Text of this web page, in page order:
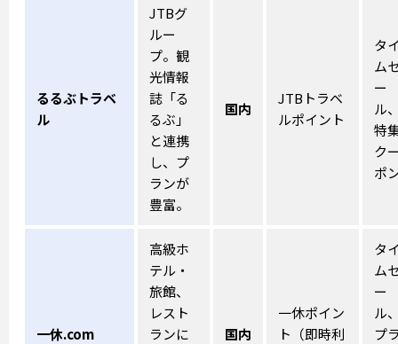
るるぶトラベ
ル
JTBグ
ルー
プ。観
光情報
誌「る
るぶ」
と連携
し、プ
ランが
豊富。
国内
JTBトラベ
ルポイント
タ
ム
ー
ル
特
ク
ポ
一休.com
高級ホ
テル・
旅館、
レスト
ランに
国内
一休ポイン
ト（即時利
タ
ム
ー
ル
プ